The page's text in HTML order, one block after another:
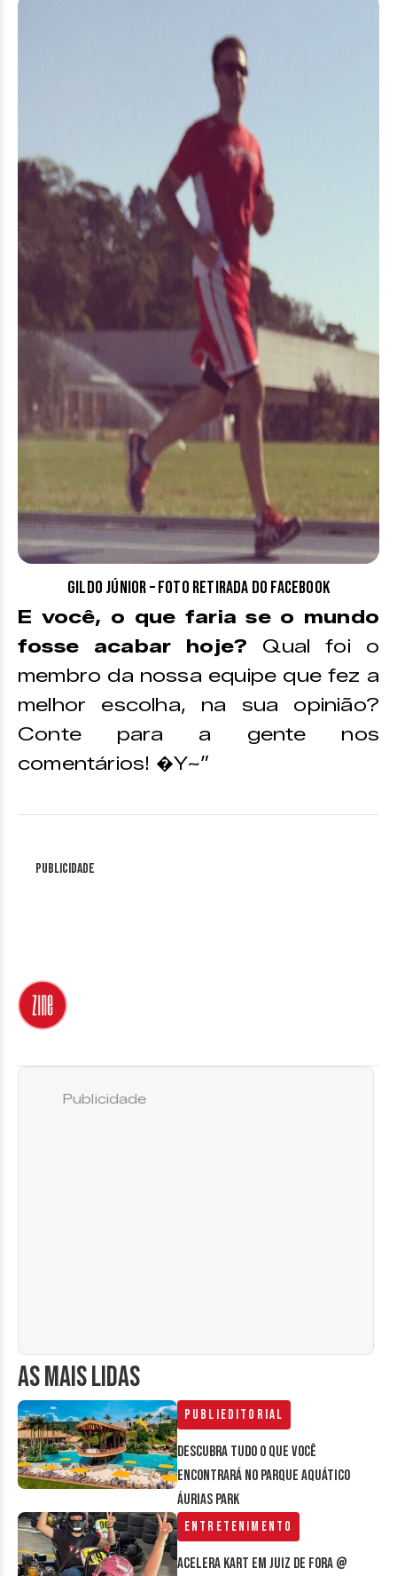
Gildo Júnior – foto retirada do Facebook
E você, o que faria se o mundo
fosse acabar hoje? Qual foi o
membro da nossa equipe que fez a
melhor escolha, na sua opinião?
Conte para a gente nos
comentários! �Y~”
Publicidade
AS MAIS LIDAS
Publieditorial
Descubra tudo o que você
encontrará no parque aquático
Áurias Park
Entretenimento
Acelera Kart em Juiz de Fora @
Publicidade